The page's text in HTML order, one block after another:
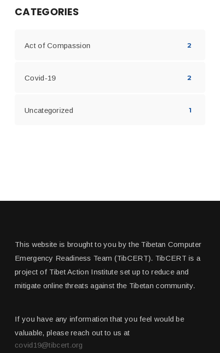
CATEGORIES
Act of Compassion 2
Covid-19 2
Uncategorized 1
This website is brought to you by the Tibetan Computer
Emergency Readiness Team (TibCERT). TibCERT is a
project of Tibet Action Institute set up to reduce and
mitigate online threats against the Tibetan community.
If you have any information that you feel would be
valuable, please reach out to us at
covid19@tibcert.org